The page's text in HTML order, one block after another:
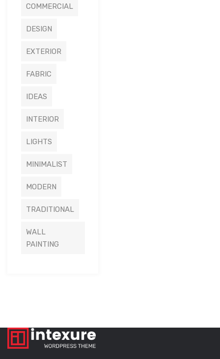
COMMERCIAL
DESIGN
EXTERIOR
FABRIC
IDEAS
INTERIOR
LIGHTS
MINIMALIST
MODERN
TRADITIONAL
WALL
PAINTING